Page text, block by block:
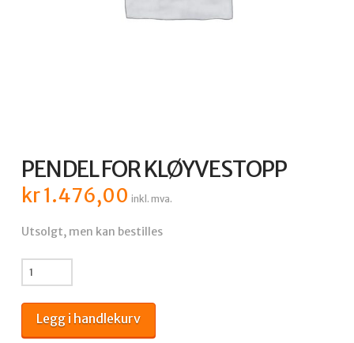
PENDEL FOR KLØYVESTOPP
kr1.476,00 inkl. mva.
Utsolgt, men kan bestilles
PENDEL
FOR
KLØYVESTOPP
antall
Legg i handlekurv